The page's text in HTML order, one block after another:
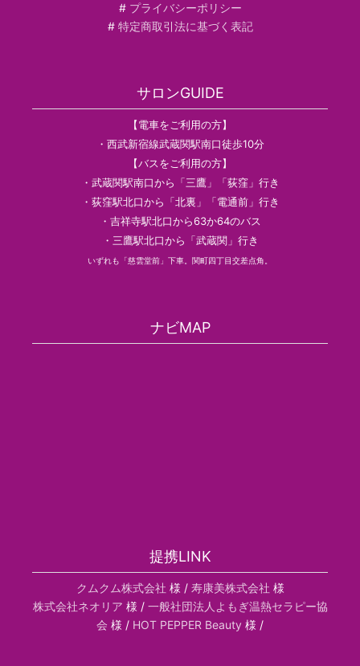
# プライバシーポリシー
# 特定商取引法に基づく表記
サロンGUIDE
【電車をご利用の方】
・西武新宿線武蔵関駅南口徒歩10分
【バスをご利用の方】
・武蔵関駅南口から「三鷹」「荻窪」行き
・荻窪駅北口から「北裏」「電通前」行き
・吉祥寺駅北口から63か64のバス
・三鷹駅北口から「武蔵関」行き
いずれも「慈雲堂前」下車。関町四丁目交差点角。
ナビMAP
提携LINK
クムクム株式会社 様 / 寿康美株式会社 様
株式会社ネオリア 様 / 一般社団法人よもぎ温熱セラピー協
会 様 / HOT PEPPER Beauty 様 /